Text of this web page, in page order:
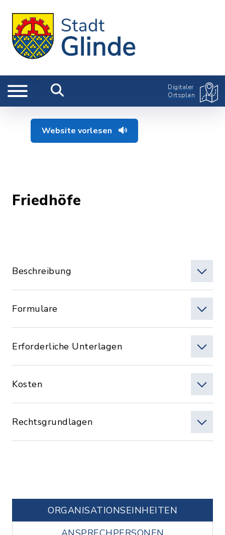
Digitaler
Ortsplan
Website vorlesen
Friedhöfe
Beschreibung
Formulare
Erforderliche Unterlagen
Kosten
Rechtsgrundlagen
ORGANISATIONS­EINHEITEN